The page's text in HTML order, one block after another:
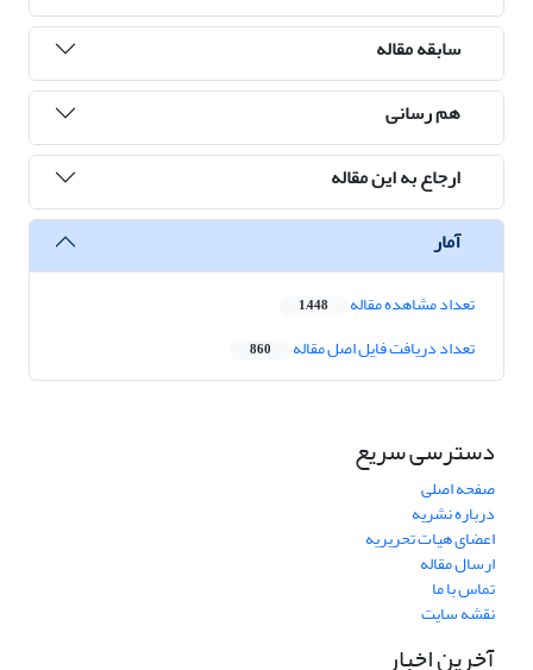
سابقه مقاله
هم رسانی
ارجاع به این مقاله
آمار
تعداد مشاهده مقاله 1,448
تعداد دریافت فایل اصل مقاله 860
دسترسی سریع
صفحه اصلی
درباره نشریه
اعضای هیات تحریریه
ارسال مقاله
تماس با ما
نقشه سایت
آخرین اخبار